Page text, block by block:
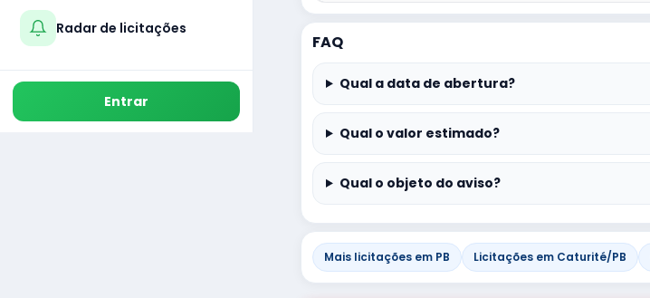
Radar de licitações
Entrar
FAQ
Qual a data de abertura?
Qual o valor estimado?
Qual o objeto do aviso?
Mais licitações em PB Licitações em Caturité/PB